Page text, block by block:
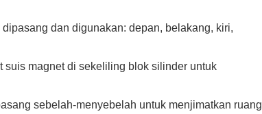
dan digunakan: depan, belakang, kiri,
suis magnet di sekeliling blok silinder untuk
sebelah-menyebelah untuk menjimatkan ruang